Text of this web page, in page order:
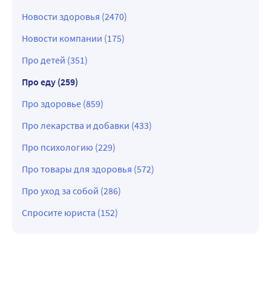
Новости здоровья (2470)
Новости компании (175)
Про детей (351)
Про еду (259)
Про здоровье (859)
Про лекарства и добавки (433)
Про психологию (229)
Про товары для здоровья (572)
Про уход за собой (286)
Спросите юриста (152)